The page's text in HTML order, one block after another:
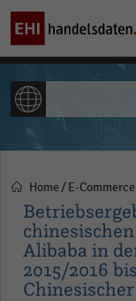
Home E-Commerce
Alibaba in
2015/2016